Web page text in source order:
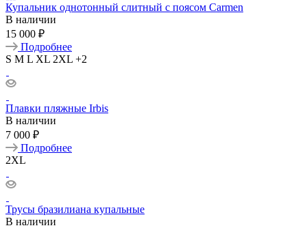
Купальник однотонный слитный с поясом Carmen
В наличии
15 000 ₽
Подробнее
S M L XL 2XL +2
Плавки пляжные Irbis
В наличии
7 000 ₽
Подробнее
2XL
Трусы бразилиана купальные
В наличии